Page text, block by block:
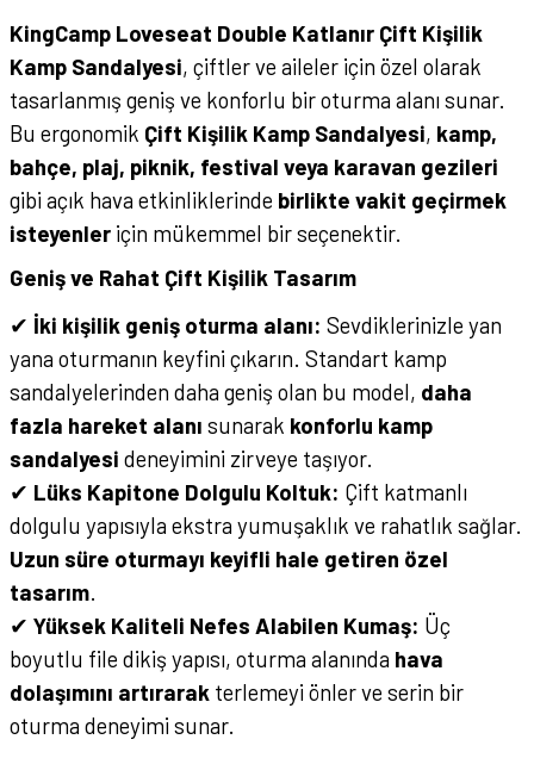
KingCamp Loveseat Double Katlanır Çift Kişilik
Kamp Sandalyesi, çiftler ve aileler için özel olarak
tasarlanmış geniş ve konforlu bir oturma alanı sunar.
Bu ergonomik Çift Kişilik Kamp Sandalyesi, kamp,
bahçe, plaj, piknik, festival veya karavan gezileri
gibi açık hava etkinliklerinde birlikte vakit geçirmek
isteyenleriçin mükemmel bir seçenektir.
Geniş ve Rahat Çift Kişilik Tasarım
✔ İki kişilik geniş oturma alanı: Sevdiklerinizle yan
yana oturmanın keyfini çıkarın. Standart kamp
sandalyelerinden daha geniş olan bu model, daha
fazla hareket alanı sunarak konforlu kamp
sandalyesi deneyimini zirveye taşıyor.
✔ Lüks Kapitone Dolgulu Koltuk: Çift katmanlı
dolgulu yapısıyla ekstra yumuşaklık ve rahatlık sağlar.
Uzun süre oturmayı keyifli hale getiren özel
tasarım.
✔ Yüksek Kaliteli Nefes Alabilen Kumaş: Üç
boyutlu file dikiş yapısı, oturma alanında hava
dolaşımını artırarak terlemeyi önler ve serin bir
oturma deneyimi sunar.